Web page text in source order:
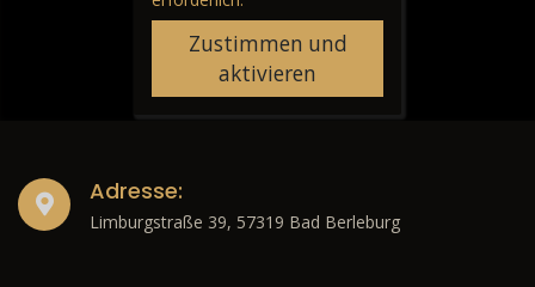
Zustimmen und
aktivieren
Adresse:
Limburgstraße 39, 57319 Bad Berleburg